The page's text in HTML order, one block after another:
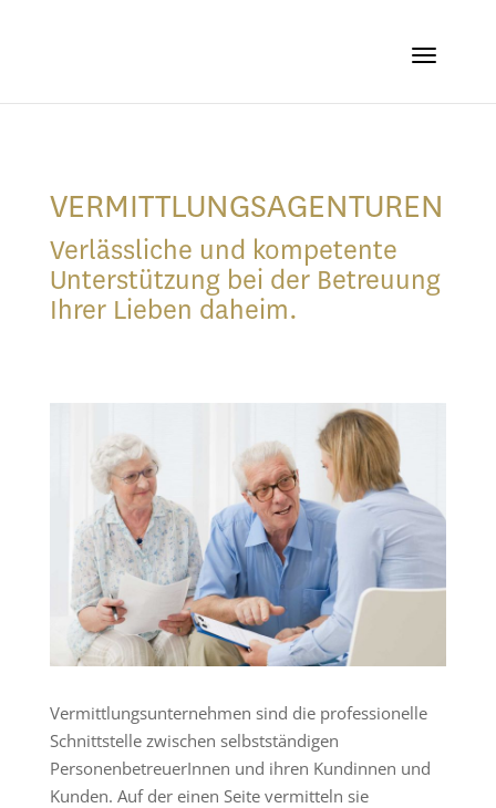
VERMITTLUNGSAGENTUREN
Verlässliche und kompetente
Unterstützung bei der Betreuung
Ihrer Lieben daheim.
Vermittlungsunternehmen sind die professionelle
Schnittstelle zwischen selbstständigen
PersonenbetreuerInnen und ihren Kundinnen und
Kunden. Auf der einen Seite vermitteln sie